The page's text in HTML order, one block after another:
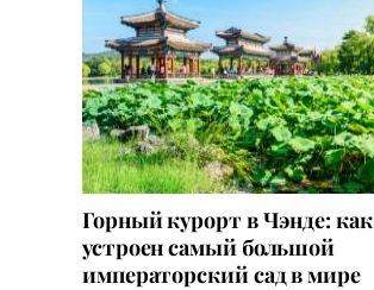
Горный курорт в Чэнде: как
устроен самый большой
императорский сад в мире